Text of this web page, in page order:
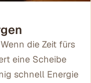
die Zeit fürs
eine Scheibe
schnell Energie